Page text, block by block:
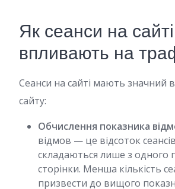
Як сеанси на сайті
впливають на
Сеанси на сайті мають значний
сайту:
Обчислення показника
відмов — це відсоток
складаються лише з одного
сторінки. Менша кількість
призвести до вищого